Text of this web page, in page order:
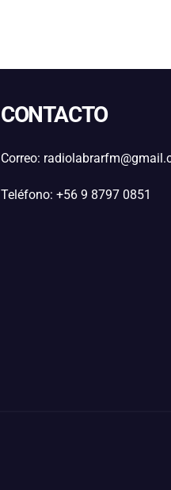
CONTACTO
Correo:
Teléfono: +56 9 8797 0851